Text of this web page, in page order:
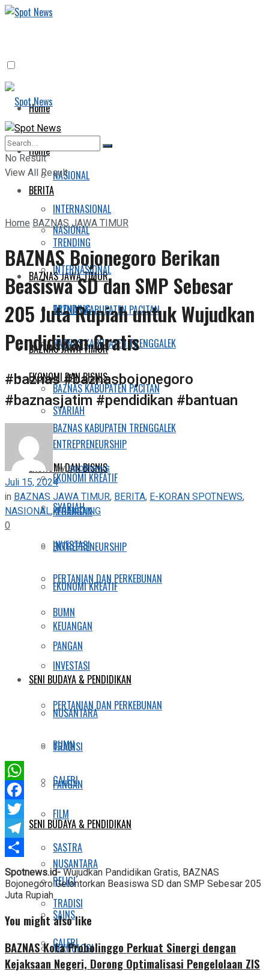
Home
BERITA
NASIONAL
INTERNASIONAL
TRENDING
BAZNAS JAWA TIMUR
BAZNAS KABUPATEN PACITAN
BAZNAS KABUPATEN TRENGGALEK
EKONOMI DAN BISNIS
SYARIAH
ENTREPRENEURSHIP
EKONOMI KREATIF
KEUANGAN
INVESTASI
PERTANIAN DAN PERKEBUNAN
BUMN
PANGAN
SENI BUDAYA & PENDIDIKAN
NUSANTARA
TRADISI
GALERI
FILM
SASTRA
RELIGI
SAINS
TEKNOLOGI
Home
BERITA
NASIONAL
INTERNASIONAL
TRENDING
BAZNAS JAWA TIMUR
BAZNAS KABUPATEN PACITAN
BAZNAS KABUPATEN TRENGGALEK
EKONOMI DAN BISNIS
SYARIAH
ENTREPRENEURSHIP
EKONOMI KREATIF
KEUANGAN
INVESTASI
PERTANIAN DAN PERKEBUNAN
BUMN
PANGAN
SENI BUDAYA & PENDIDIKAN
NUSANTARA
TRADISI
GALERI
No Result
View All Result
HomeBAZNAS JAWA TIMUR
BAZNAS Bojonegoro Berikan
Beasiswa SD dan SMP Sebesar
205 Juta Rupiah untuk Wujudkan
Pendidikan Gratis
#baznas #baznasbojonegoro
#baznasjatim #pendidikan #bantuan
byspotnews
Juli 15, 2024
in BAZNAS JAWA TIMUR, BERITA, E-KORAN SPOTNEWS,
NASIONAL,TRENDING
0
WhatsApp
Facebook
Twitter
Telegram
Share
Spotnews.id-Wujudkan Pandidikan Gratis, BAZNAS
Bojonegoro Gelontorkan Beasiswa SD dan SMP Sebesar 205
Juta Rupiah
You might also like
BAZNAS Kota Probolinggo Perkuat Sinergi dengan
Kejaksaan Negeri, Dorong Optimalisasi Pengelolaan ZIS